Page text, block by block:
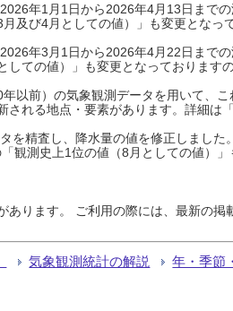
年1月1日から2026年4月13日まで
及び4月としての値）」も変更となっ
年3月1日から2026年4月22日まで
ての値）」も変更となっております
以前）の気象観測データを用いて、
される地点・要素があります。詳細は「
を精査し、降水量の値を修正しまし
観測史上1位の値（8月としての値）
ります。 ご利用の際には、最新の掲
気象観測統計の解説 年・季節